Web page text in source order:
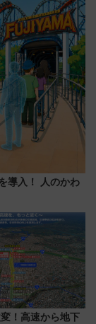
導入！ 人のかわ
！高速から地下